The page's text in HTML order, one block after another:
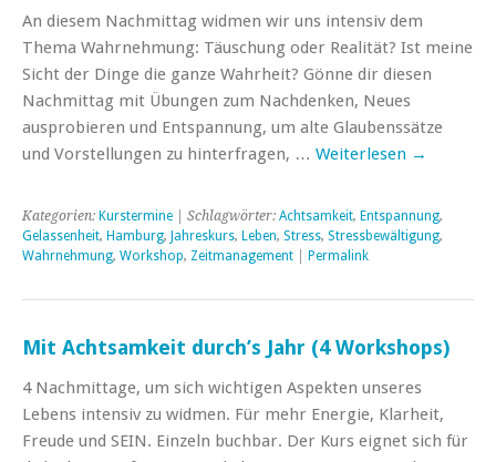
An diesem Nachmittag widmen wir uns intensiv dem
Thema Wahrnehmung: Täuschung oder Realität? Ist meine
Sicht der Dinge die ganze Wahrheit? Gönne dir diesen
Nachmittag mit Übungen zum Nachdenken, Neues
ausprobieren und Entspannung, um alte Glaubenssätze
und Vorstellungen zu hinterfragen, … Weiterlesen →
Kategorien: Kurstermine | Schlagwörter: Achtsamkeit, Entspannung,
Gelassenheit, Hamburg, Jahreskurs, Leben, Stress, Stressbewältigung,
Wahrnehmung, Workshop, Zeitmanagement Permalink
Mit Achtsamkeit durch’s Jahr (4 Workshops)
4 Nachmittage, um sich wichtigen Aspekten unseres
Lebens intensiv zu widmen. Für mehr Energie, Klarheit,
Freude und SEIN. Einzeln buchbar. Der Kurs eignet sich für